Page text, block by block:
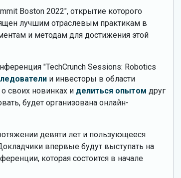
Boston 2022", открытие которого
лучшим отраслевым практикам в
и методам для достижения этой
"TechCrunch Sessions: Robotics
и инвесторы в области
о своих новинках и делиться опытом друг
будет организована онлайн-
девяти лет и пользующееся
впервые будут выступать на
которая состоится в начале